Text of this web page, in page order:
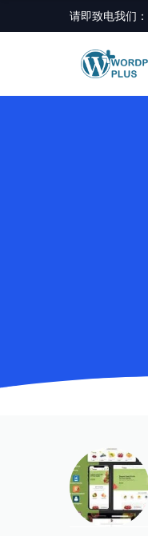
请即致电我们：